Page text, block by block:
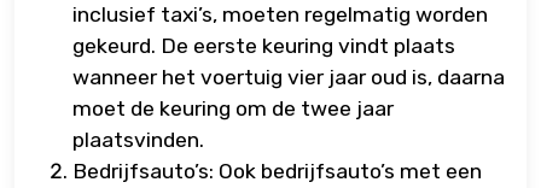
inclusief taxi’s, moeten regelmatig worden
gekeurd. De eerste keuring vindt plaats
wanneer het voertuig vier jaar oud is, daarna
moet de keuring om de twee jaar
plaatsvinden.
Bedrijfsauto’s: Ook bedrijfsauto’s met een